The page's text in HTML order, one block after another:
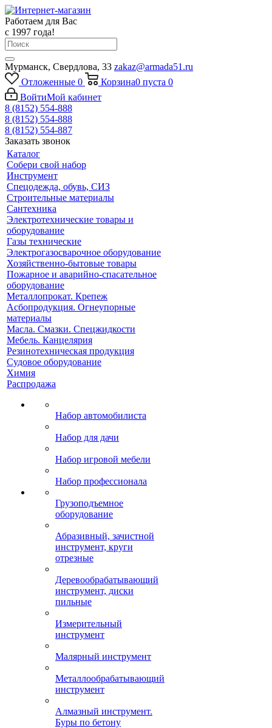
Работаем для Вас
с 1997 года!
Мурманск, Свердлова, 33 zakaz@armada51.ru
Отложенные 0 Корзина0 пуста 0
ВойтиМой кабинет
8 (8152) 554-888
8 (8152) 554-888
8 (8152) 554-887
Заказать звонок
Каталог
Собери свой набор
Инструмент
Спецодежда, обувь, СИЗ
Строительные материалы
Сантехника
Электротехнические товары и
оборудование
Газы технические
Электрогазосварочное оборудование
Хозяйственно-бытовые товары
Пожарное и аварийно-спасательное
оборудование
Металлопрокат. Крепеж
Асбопродукция. Огнеупорные
материалы
Масла. Смазки. Спецжидкости
Мебель. Канцелярия
Резинотехническая продукция
Судовое оборудование
Химия
Распродажа
Набор автомобилиста
Набор для дачи
Набор игровой мебели
Набор профессионала
Грузоподъемное
оборудование
Абразивный, зачистной
инструмент, круги
отрезные
Деревообрабатывающий
инструмент, диски
пильные
Измерительный
инструмент
Малярный инструмент
Металлообрабатывающий
инструмент
Алмазный инструмент.
Буры по бетону